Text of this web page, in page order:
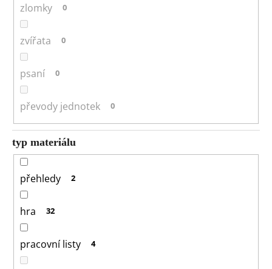
zlomky 0
zvířata 0
psaní 0
převody jednotek 0
typ materiálu
přehledy 2
hra 32
pracovní listy 4